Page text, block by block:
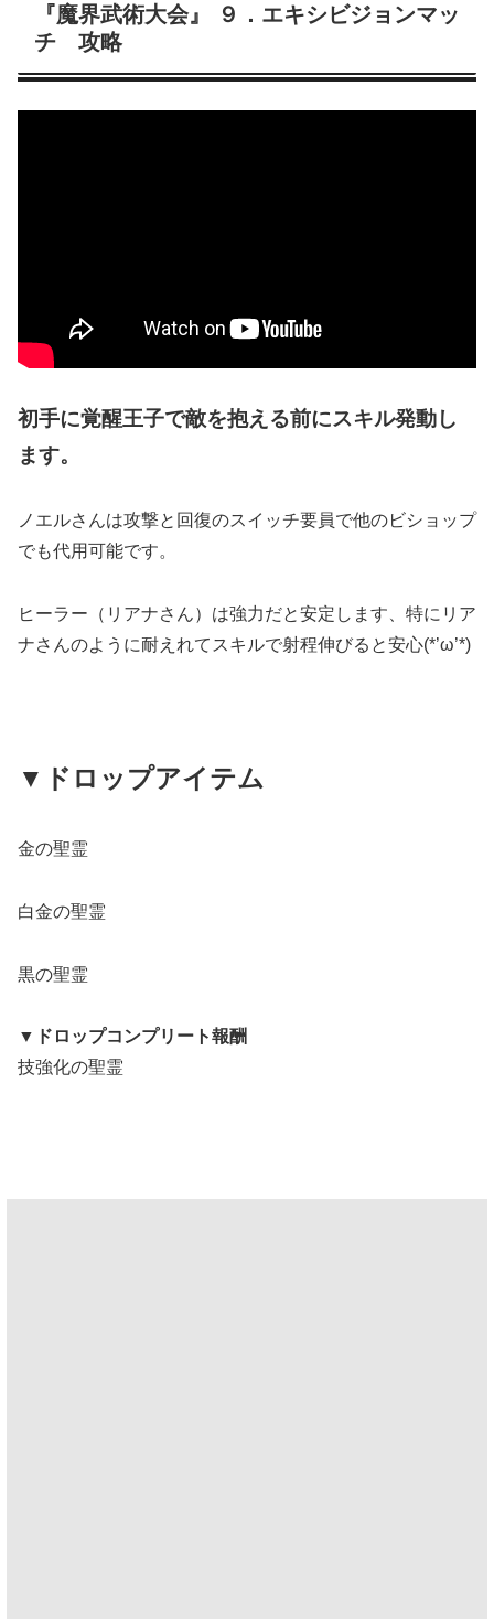
『魔界武術大会』 ９．エキシビジョンマッ
チ 攻略
初手に覚醒王子で敵を抱える前にスキル発動し
ます。
ノエルさんは攻撃と回復のスイッチ要員で他のビショップ
でも代用可能です。
ヒーラー（リアナさん）は強力だと安定します、特にリア
ナさんのように耐えれてスキルで射程伸びると安心(*’ω’*)
▼ドロップアイテム
金の聖霊
白金の聖霊
黒の聖霊
▼ドロップコンプリート報酬
技強化の聖霊